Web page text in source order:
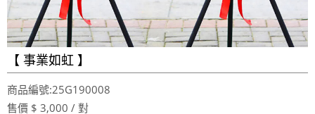
【 事業如虹 】
商品編號:25G190008
售價 $ 3,000 / 對